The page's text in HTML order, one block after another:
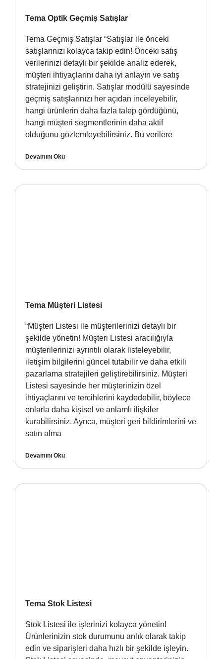
Tema Optik Geçmiş Satışlar
Tema Geçmiş Satışlar “Satışlar ile önceki
satışlarınızı kolayca takip edin! Önceki satış
verilerinizi detaylı bir şekilde analiz ederek,
müşteri ihtiyaçlarını daha iyi anlayın ve satış
stratejinizi geliştirin. Satışlar modülü sayesinde
geçmiş satışlarınızı her açıdan inceleyebilir,
hangi ürünlerin daha fazla talep gördüğünü,
hangi müşteri segmentlerinin daha aktif
olduğunu gözlemleyebilirsiniz. Bu verilere
Devamını Oku
Tema Müşteri Listesi
“Müşteri Listesi ile müşterilerinizi detaylı bir
şekilde yönetin! Müşteri Listesi aracılığıyla
müşterilerinizi ayrıntılı olarak listeleyebilir,
iletişim bilgilerini güncel tutabilir ve daha etkili
pazarlama stratejileri geliştirebilirsiniz. Müşteri
Listesi sayesinde her müşterinizin özel
ihtiyaçlarını ve tercihlerini kaydedebilir, böylece
onlarla daha kişisel ve anlamlı ilişkiler
kurabilirsiniz. Ayrıca, müşteri geri bildirimlerini ve
satın alma
Devamını Oku
Tema Stok Listesi
Stok Listesi ile işlerinizi kolayca yönetin!
Ürünlerinizin stok durumunu anlık olarak takip
edin ve siparişleri daha hızlı bir şekilde işleyin.